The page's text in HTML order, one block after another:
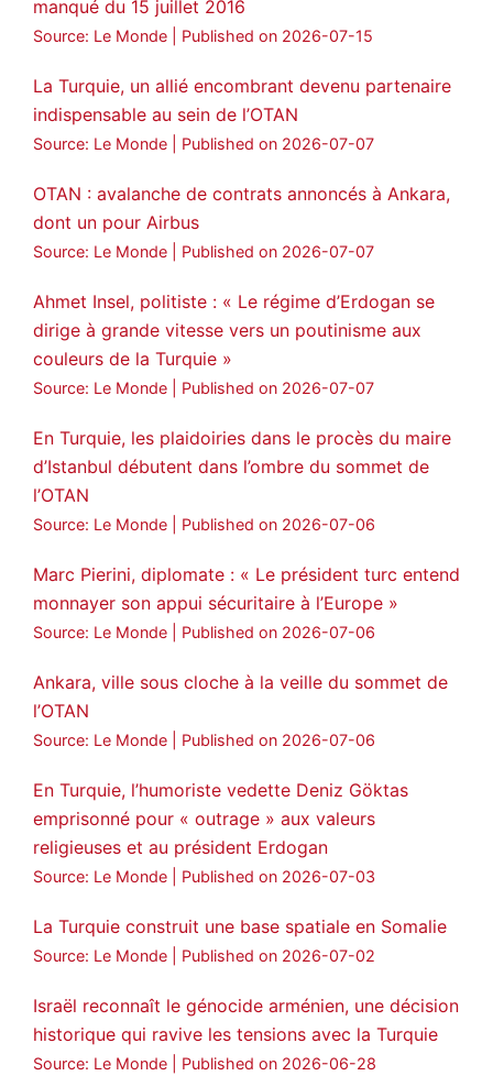
manqué du 15 juillet 2016
Source: Le Monde Published on 2026-07-15
La Turquie, un allié encombrant devenu partenaire
indispensable au sein de l’OTAN
Source: Le Monde Published on 2026-07-07
OTAN : avalanche de contrats annoncés à Ankara,
dont un pour Airbus
Source: Le Monde Published on 2026-07-07
Ahmet Insel, politiste : « Le régime d’Erdogan se
dirige à grande vitesse vers un poutinisme aux
couleurs de la Turquie »
Source: Le Monde Published on 2026-07-07
En Turquie, les plaidoiries dans le procès du maire
d’Istanbul débutent dans l’ombre du sommet de
l’OTAN
Source: Le Monde Published on 2026-07-06
Marc Pierini, diplomate : « Le président turc entend
monnayer son appui sécuritaire à l’Europe »
Source: Le Monde Published on 2026-07-06
Ankara, ville sous cloche à la veille du sommet de
l’OTAN
Source: Le Monde Published on 2026-07-06
En Turquie, l’humoriste vedette Deniz Göktas
emprisonné pour « outrage » aux valeurs
religieuses et au président Erdogan
Source: Le Monde Published on 2026-07-03
La Turquie construit une base spatiale en Somalie
Source: Le Monde Published on 2026-07-02
Israël reconnaît le génocide arménien, une décision
historique qui ravive les tensions avec la Turquie
Source: Le Monde Published on 2026-06-28